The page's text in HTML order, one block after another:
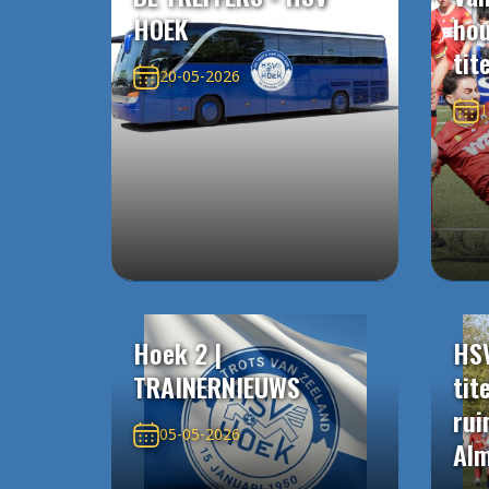
HOEK
20-05-2026
Hoek 2 |
TRAINERNIEUWS
05-05-2026